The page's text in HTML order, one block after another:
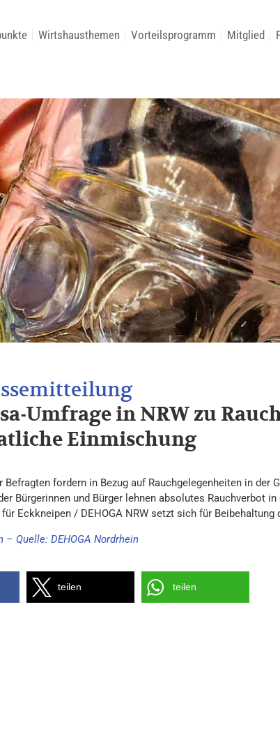
Wirtshausthemen Vorteilsprogramm Mitglied
Umfrage in NRW zu
Einmischung
Befragten fordern in Bezug auf Rauchgelegenheiten in der
Bürgerinnen und Bürger lehnen absolutes Rauchverbot
Eckkneipen / DEHOGA NRW setzt sich für Beibehaltung
Quelle: DEHOGA Nordrhein
teilen teilen